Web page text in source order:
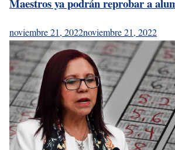
Maestros ya podrán reprobar a
noviembre 21, 2022noviembre 21, 2022